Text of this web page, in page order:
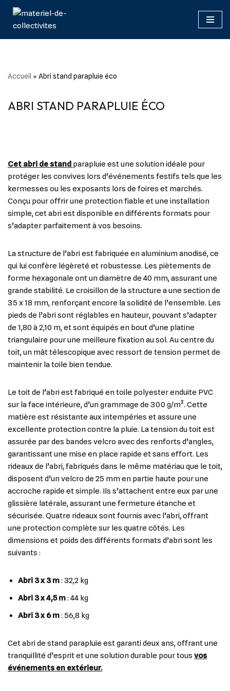
Aller
au
Accueil » Abri stand parapluie éco
ABRI STAND PARAPLUIE ÉCO
Cet abri de stand parapluie est une solution idéale pour
protéger les convives lors d’événements festifs tels que les
kermesses ou les exposants lors de foires et marchés.
Conçu pour offrir une protection fiable et une installation
simple, cet abri est disponible en différents formats pour
s’adapter parfaitement à vos besoins.
La structure de l’abri est fabriquée en aluminium anodisé, ce
qui lui confère légèreté et robustesse. Les piètements de
forme hexagonale ont un diamètre de 40 mm, assurant une
grande stabilité. Le croisillon de la structure a une section de
35 x 18 mm, renforçant encore la solidité de l’ensemble. Les
pieds de l’abri sont réglables en hauteur, pouvant s’adapter
de 1,80 à 2,10 m, et sont équipés en bout d’une platine
triangulaire pour une meilleure fixation au sol. Au centre du
toit, un mât télescopique avec ressort de tension permet de
maintenir la toile bien tendue.
Le toit de l’abri est fabriqué en toile polyester enduite PVC
sur la face intérieure, d’un grammage de 300 g/m². Cette
matière est résistante aux intempéries et assure une
excellente protection contre la pluie. La tension du toit est
assurée par des bandes velcro avec des renforts d’angles,
garantissant une mise en place rapide et sans effort. Les
rideaux de l’abri, fabriqués dans le même matériau que le toit,
disposent d’un velcro de 25 mm en partie haute pour une
accroche rapide et simple. Ils s’attachent entre eux par une
glissière latérale, assurant une fermeture étanche et
sécurisée. Quatre rideaux sont fournis avec l’abri, offrant
une protection complète sur les quatre côtés. Les
dimensions et poids des différents formats d’abri sont les
suivants :
Abri 3 x 3 m: 32,2 kg
Abri 3 x 4,5 m: 44 kg
Abri 3 x 6 m: 56,8 kg
Cet abri de stand parapluie est garanti deux ans, offrant une
tranquillité d’esprit et une solution durable pour tous vos
événements en extérieur.